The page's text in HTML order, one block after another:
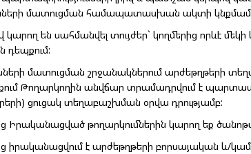
մատուցման համապատասխան ակտի
են սահմանվել տույժեր` կողմերից որևէ
դեպքում:
մատուցման շրջանակներում արժեթղթերի
Թողարկողին անվճար տրամադրվում է
ցուցակ տեղաբաշխման օրվա դրությամբ:
Իրականացված թողարկումներին կարող եք
իրականացվում է արժեթղթերի բորսայական և/